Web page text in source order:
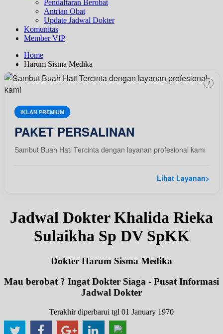
Pendaftaran Berobat
Antrian Obat
Update Jadwal Dokter
Komunitas
Member VIP
Home
Harum Sisma Medika
IKLAN PREMIUM
PAKET PERSALINAN
Sambut Buah Hati Tercinta dengan layanan profesional kami
Lihat Layanan>
i
Jadwal Dokter Khalida Rieka
Sulaikha Sp DV SpKK
Dokter Harum Sisma Medika
Mau berobat ? Ingat Dokter Siaga - Pusat Informasi
Jadwal Dokter
Terakhir diperbarui tgl 01 January 1970